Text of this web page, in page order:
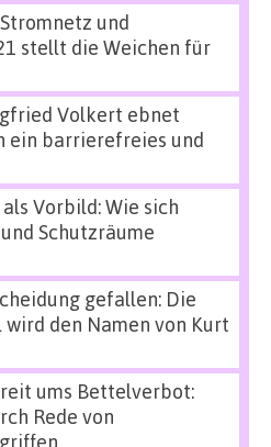
und
stellt die Weichen für
Volkert ebnet
ein barrierefreies und
Vorbild: Wie sich
Schutzräume
gefallen: Die
wird den Namen von Kurt
ums Bettelverbot:
Rede von